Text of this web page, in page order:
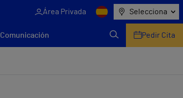
Área Privada Selecciona
Comunicación Pedir Cita